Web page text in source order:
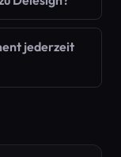
jederzeit